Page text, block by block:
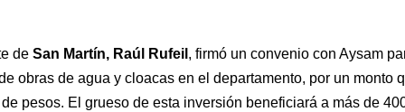
de San Martín, Raúl Rufeil , firmó un convenio con Aysam
obras de agua y cloacas en el departamento, por un monto
pesos. El grueso de esta inversión beneficiará a más de